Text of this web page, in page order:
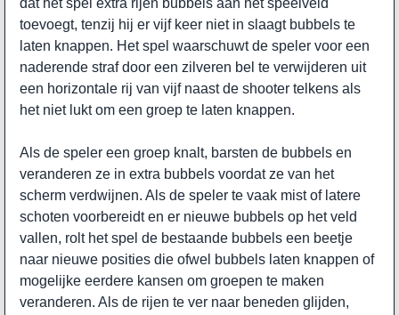
dat het spel extra rijen bubbels aan het speelveld
toevoegt, tenzij hij er vijf keer niet in slaagt bubbels te
laten knappen. Het spel waarschuwt de speler voor een
naderende straf door een zilveren bel te verwijderen uit
een horizontale rij van vijf naast de shooter telkens als
het niet lukt om een groep te laten knappen.
Als de speler een groep knalt, barsten de bubbels en
veranderen ze in extra bubbels voordat ze van het
scherm verdwijnen. Als de speler te vaak mist of latere
schoten voorbereidt en er nieuwe bubbels op het veld
vallen, rolt het spel de bestaande bubbels een beetje
naar nieuwe posities die ofwel bubbels laten knappen of
mogelijke eerdere kansen om groepen te maken
veranderen. Als de rijen te ver naar beneden glijden,